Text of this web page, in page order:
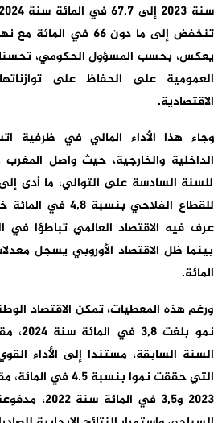
يعكس، بحسب المسؤول الحكومي، تحسنا
العمومية على الحفاظ على
الاقتصادية.
وجاء هذا الأداء المالي في ظرفية
الداخلية والخارجية، حيث واصل
للسنة السادسة على التوالي، ما أدى
بينما ظل الاقتصاد الأوروبي يسجل
المائة.
ورغم هذه المعطيات، تمكن الاقتصاد
السنة السابقة، مستندا إلى الأداء
2023 و3,5 في